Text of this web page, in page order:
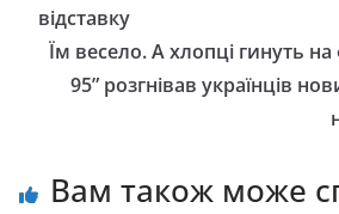
відставку
Їм весело. А хлопці гинуть на
95” розгнівав українців
Вам також може